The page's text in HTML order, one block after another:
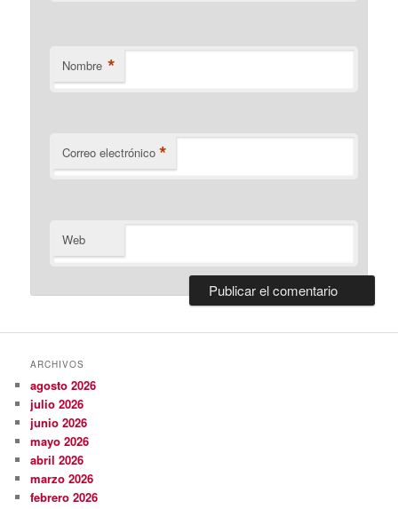
Nombre *
Correo electrónico *
Web
ARCHIVOS
agosto 2026
julio 2026
junio 2026
mayo 2026
abril 2026
marzo 2026
febrero 2026